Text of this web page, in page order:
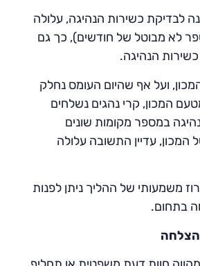
לבדיקת כשירות הנהיגה, עלולה
לא מבוטל של חודשים), כך גם
הנהיגה.
ועל אף שהיום העומס נחלק
המכון, קרי נהגים נשלחים
במספר מקומות שונים
המכון, עדיין התשובה עלולה
משמעותי של ההליך ניתן לפנות
בתחום.